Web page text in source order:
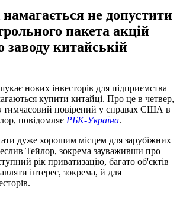
не допустити
пакета акцій
заводу китайській
нових інвесторів для підприємства
купити китайці. Про це в четвер,
тимчасовий повірений у справах США в
повідомляє РБК-Україна.
дуже хорошим місцем для зарубіжних
Тейлор, зокрема зауваживши про
рік приватизацію, багато об'єктів
інтерес, зокрема, й для